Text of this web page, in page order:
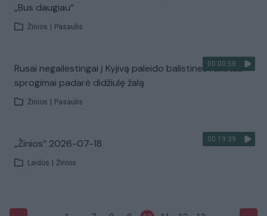
„Bus daugiau“
Žinios Pasaulis
00:00:58
Rusai negailestingai į Kyjivą paleido balistines raketas:
sprogimai padarė didžiulę žalą
Žinios Pasaulis
00:19:39
„Žinios“ 2026-07-18
Laidos Žinios